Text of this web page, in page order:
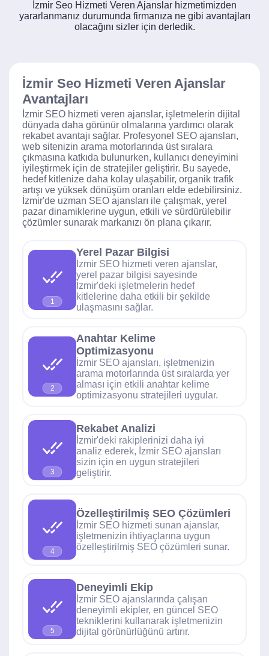
İzmir Seo Hizmeti Veren Ajanslar hizmetimizden
yararlanmanız durumunda firmanıza ne gibi avantajları
olacağını sizler için derledik.
İzmir Seo Hizmeti Veren Ajanslar
Avantajları
İzmir SEO hizmeti veren ajanslar, işletmelerin dijital
dünyada daha görünür olmalarına yardımcı olarak
rekabet avantajı sağlar. Profesyonel SEO ajansları,
web sitenizin arama motorlarında üst sıralara
çıkmasına katkıda bulunurken, kullanıcı deneyimini
iyileştirmek için de stratejiler geliştirir. Bu sayede,
hedef kitlenize daha kolay ulaşabilir, organik trafik
artışı ve yüksek dönüşüm oranları elde edebilirsiniz.
İzmir'de uzman SEO ajansları ile çalışmak, yerel
pazar dinamiklerine uygun, etkili ve sürdürülebilir
çözümler sunarak markanızı ön plana çıkarır.
1
Yerel Pazar Bilgisi
İzmir SEO hizmeti veren ajanslar,
yerel pazar bilgisi sayesinde
İzmir'deki işletmelerin hedef
kitlelerine daha etkili bir şekilde
ulaşmasını sağlar.
2
Anahtar Kelime
Optimizasyonu
İzmir SEO ajansları, işletmenizin
arama motorlarında üst sıralarda yer
alması için etkili anahtar kelime
optimizasyonu stratejileri uygular.
3
Rekabet Analizi
İzmir'deki rakiplerinizi daha iyi
analiz ederek, İzmir SEO ajansları
sizin için en uygun stratejileri
geliştirir.
4
Özelleştirilmiş SEO Çözümleri
İzmir SEO hizmeti sunan ajanslar,
işletmenizin ihtiyaçlarına uygun
özelleştirilmiş SEO çözümleri sunar.
5
Deneyimli Ekip
İzmir SEO ajanslarında çalışan
deneyimli ekipler, en güncel SEO
tekniklerini kullanarak işletmenizin
dijital görünürlüğünü artırır.